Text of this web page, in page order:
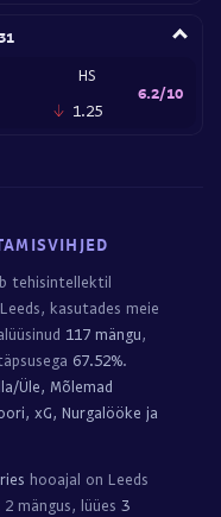
HS
1.25
6.2/10
tehisintellektil
kasutades meie
117 mängu,
67.52%.
Üle, Mõlemad
xG, Nurgalööke ja
hooajal on Leeds
2 mängus, lüües 3